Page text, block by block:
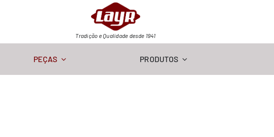
Tradição e Qualidade desde 1941
PEÇAS PRODUTOS